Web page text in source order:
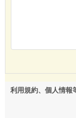
利用規約、個人情報